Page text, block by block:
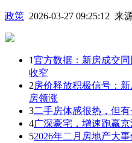
政策 2026-03-27 09:25:12 来
1官方数据：新房成交
收窄
2房价释放积极信号：
房领涨
3二手房体感很热，但
4广深豪宅，增速跑赢京
52026年二月房地产大